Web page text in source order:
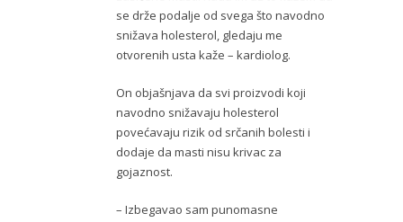
se drže podalje od svega što navodno
snižava holesterol, gledaju me
otvorenih usta kaže – kardiolog.
On objašnjava da svi proizvodi koji
navodno snižavaju holesterol
povećavaju rizik od srčanih bolesti i
dodaje da masti nisu krivac za
gojaznost.
– Izbegavao sam punomasne